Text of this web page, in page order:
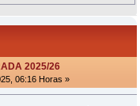
2025/26
06:16 Horas »